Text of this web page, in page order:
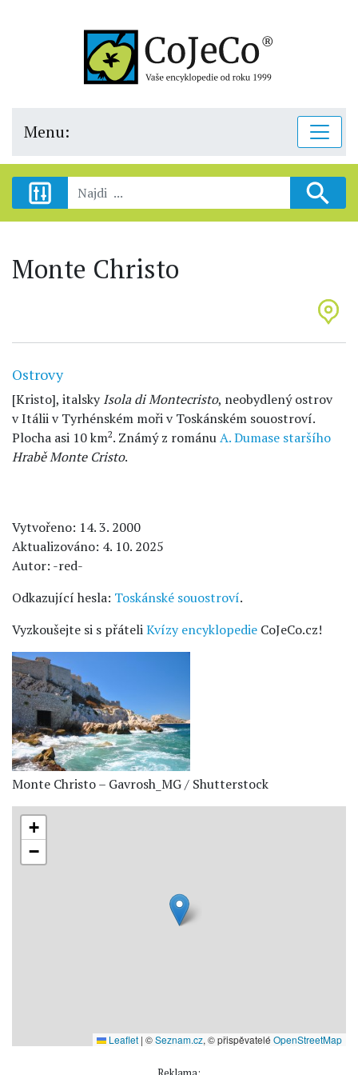
Menu:
Monte Christo
Ostrovy
[Kristo], italskyIsola di Montecristo, neobydlený ostrov
v Itálii v Tyrhénském moři v Toskánském souostroví.
Plocha asi 10 km2. Známý z románuA. Dumase staršího
Hrabě Monte Cristo.
Vytvořeno: 14. 3. 2000
Aktualizováno: 4. 10. 2025
Autor: -red-
Odkazující hesla: Toskánské souostroví.
Vyzkoušejte si s přáteliKvízy encyklopedie CoJeCo.cz!
Monte Christo – Gavrosh_MG / Shutterstock
+
−
Leaflet | ©Seznam.cz, © přispěvatelé OpenStreetMap